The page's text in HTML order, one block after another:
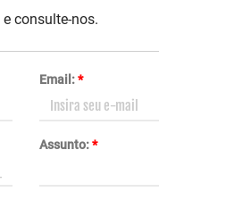
consulte-nos.
Email:*
Assunto:*